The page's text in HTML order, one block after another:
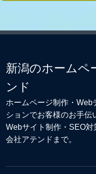
新潟のホームペ
ンド
ホームページ制作・Web
ションでお客様のお手伝
Webサイト制作 ・ SEO対
会社アテンドまで。